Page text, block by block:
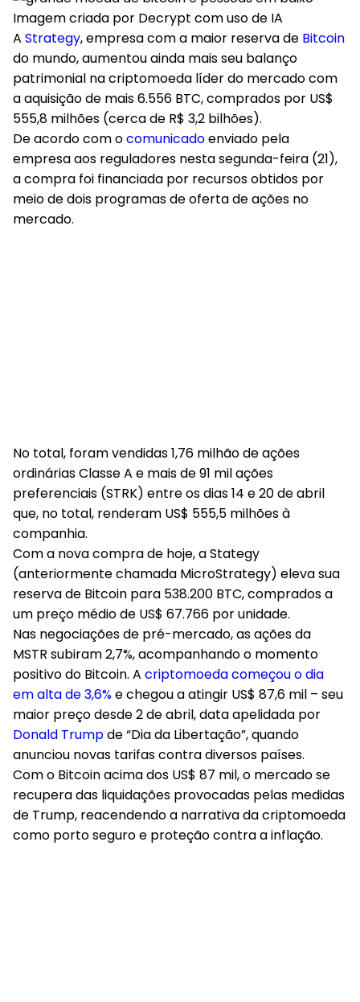
Imagem criada por Decrypt com uso de IA
A Strategy, empresa com a maior reserva de Bitcoin
do mundo, aumentou ainda mais seu balanço
patrimonial na criptomoeda líder do mercado com
a aquisição de mais 6.556 BTC, comprados por US$
555,8 milhões (cerca de R$ 3,2 bilhões).
De acordo com ocomunicadoenviado pela
empresa aos reguladores nesta segunda-feira (21),
a compra foi financiada por recursos obtidos por
meio de dois programas de oferta de ações no
mercado.
No total, foram vendidas 1,76 milhão de ações
ordinárias Classe A e mais de 91 mil ações
preferenciais (STRK) entre os dias 14 e 20 de abril
que, no total, renderam US$ 555,5 milhões à
companhia.
Com a nova compra de hoje, a Stategy
(anteriormente chamada MicroStrategy) eleva sua
reserva de Bitcoin para 538.200 BTC, comprados a
um preço médio de US$ 67.766 por unidade.
Nas negociações de pré-mercado, as ações da
MSTR subiram 2,7%, acompanhando o momento
positivo do Bitcoin. A criptomoeda começou o dia
em alta de 3,6%e chegou a atingir US$ 87,6 mil – seu
maior preço desde 2 de abril, data apelidada por
Donald Trumpde “Dia da Libertação”, quando
anunciou novas tarifas contra diversos países.
Com o Bitcoin acima dos US$ 87 mil, o mercado se
recupera das liquidações provocadas pelas medidas
de Trump, reacendendo a narrativa da criptomoeda
como porto seguro e proteção contra a inflação.